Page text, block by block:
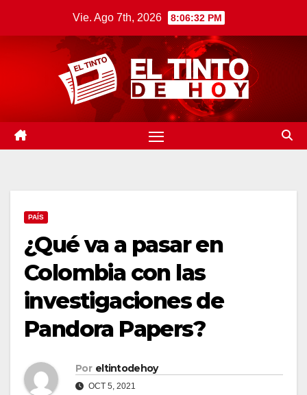
Vie. Ago 7th, 2026 8:06:32 PM
PAÍS
¿Qué va a pasar en
Colombia con las
investigaciones de
Pandora Papers?
Por eltintodehoy
OCT 5, 2021